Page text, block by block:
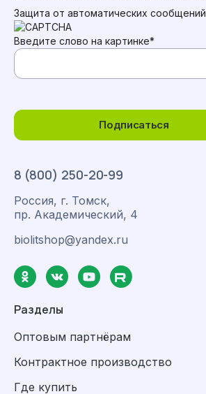
8 (800) 250-20-99
Россия, г. Томск,
пр. Академический, 4
biolitshop@yandex.ru
Разделы
Оптовым партнёрам
Контрактное производство
Где купить
Подписаться
Защита от автоматических сообщений
Введите слово на картинке*